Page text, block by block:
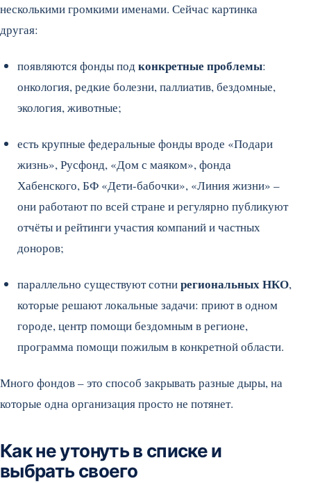
несколькими громкими именами. Сейчас картинка
другая:
появляются фонды подконкретные проблемы:
онкология, редкие болезни, паллиатив, бездомные,
экология, животные;
есть крупные федеральные фонды вроде «Подари
жизнь», Русфонд, «Дом с маяком», фонда
Хабенского, БФ «Дети-бабочки», «Линия жизни» –
они работают по всей стране и регулярно публикуют
отчёты и рейтинги участия компаний и частных
доноров;
параллельно существуют сотнирегиональных НКО,
которые решают локальные задачи: приют в одном
городе, центр помощи бездомным в регионе,
программа помощи пожилым в конкретной области.
Много фондов – это способ закрывать разные дыры, на
которые одна организация просто не потянет.
Как не утонуть в списке и
выбрать своего